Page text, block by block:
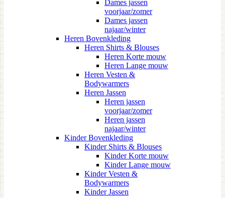
Dames jassen
voorjaar/zomer
Dames jassen
najaar/winter
Heren Bovenkleding
Heren Shirts & Blouses
Heren Korte mouw
Heren Lange mouw
Heren Vesten &
Bodywarmers
Heren Jassen
Heren jassen
voorjaar/zomer
Heren jassen
najaar/winter
Kinder Bovenkleding
Kinder Shirts & Blouses
Kinder Korte mouw
Kinder Lange mouw
Kinder Vesten &
Bodywarmers
Kinder Jassen